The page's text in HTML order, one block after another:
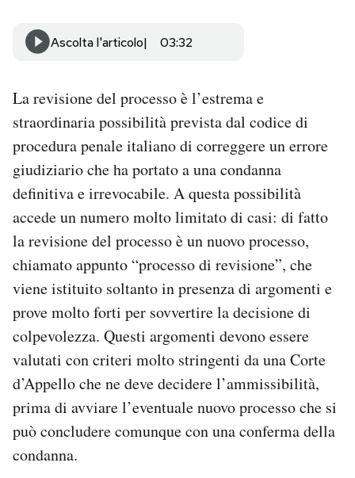
AREA PERSONALE
Area Personale
Newsletter
Notifiche mobile
Regala il Post
Hai bisogno di aiuto?
Esci
Ascolta l'articolo 03:32
La revisione del processo è l’estrema e
straordinaria possibilità prevista dal codice di
procedura penale italiano di correggere un errore
giudiziario che ha portato a una condanna
definitiva e irrevocabile. A questa possibilità
accede un numero molto limitato di casi: di fatto
la revisione del processo è un nuovo processo,
chiamato appunto “processo di revisione”, che
viene istituito soltanto in presenza di argomenti e
prove molto forti per sovvertire la decisione di
colpevolezza. Questi argomenti devono essere
valutati con criteri molto stringenti da una Corte
d’Appello che ne deve decidere l’ammissibilità,
prima di avviare l’eventuale nuovo processo che si
può concludere comunque con una conferma della
condanna.